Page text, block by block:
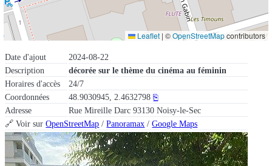
Date d'ajout
2024-08-22
Description
décorée sur le thème du cinéma au féminin
Horaires d'accès
24/7
Coordonnées
48.9030945, 2.4632798 ⎘
Adresse
Rue Mireille Darc 93130 Noisy-le-Sec
🔗 Voir surOpenStreetMap /Panoramax /Google Maps
Leaflet | ©OpenStreetMapcontributors